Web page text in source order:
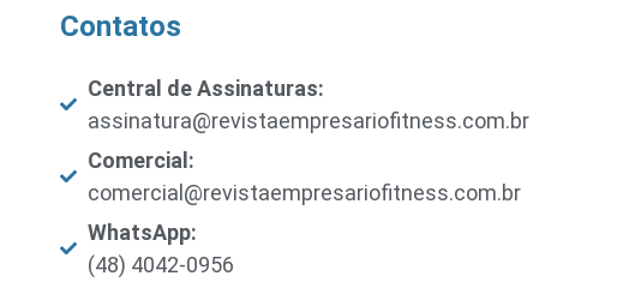
Contatos
Central de Assinaturas:
assinatura@revistaempresariofitness.com.br
Comercial:
comercial@revistaempresariofitness.com.br
WhatsApp:
(48) 4042-0956